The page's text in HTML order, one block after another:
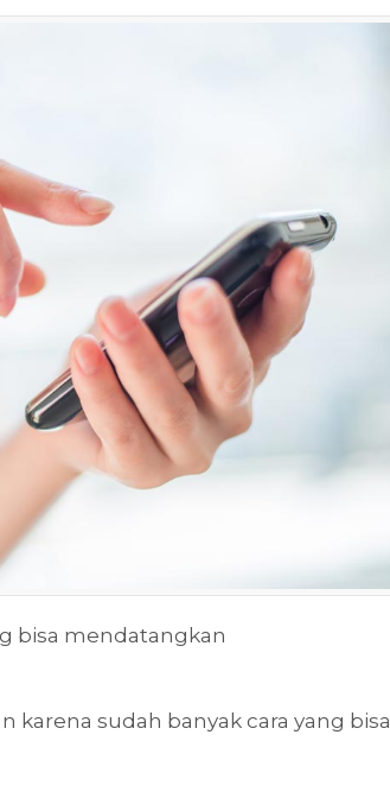
bisa mendatangkan
karena sudah banyak cara yang bisa